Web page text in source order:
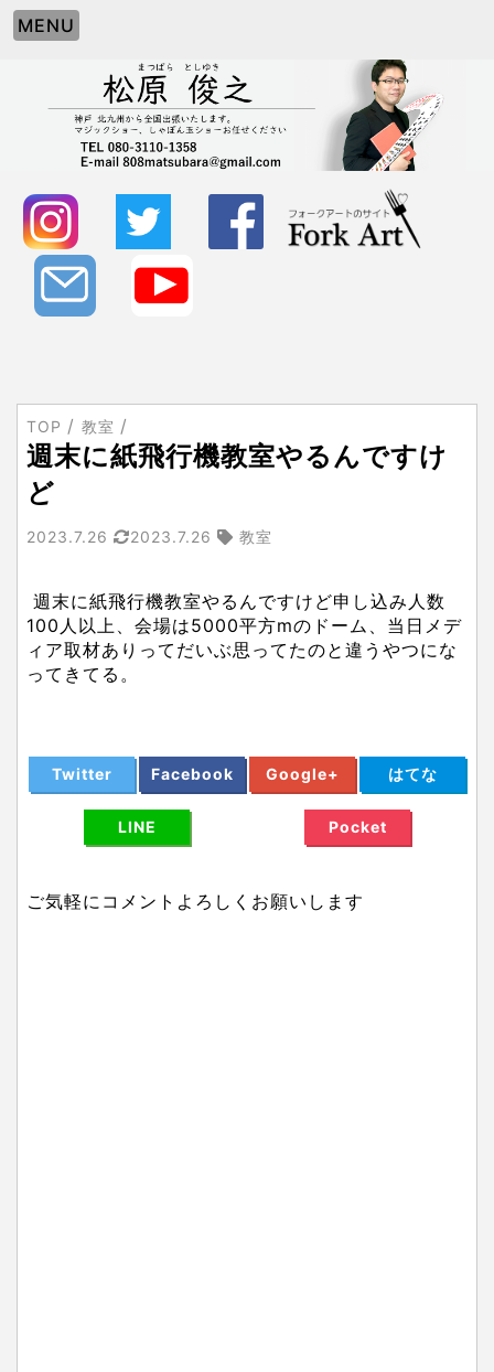
MENU
TOP 教室
週末に紙飛行機教室やるんですけ
ど
2023.7.26 2023.7.26 教室
週末に紙飛行機教室やるんですけど申し込み人数
100人以上、会場は5000平方mのドーム、当日メデ
ィア取材ありってだいぶ思ってたのと違うやつにな
ってきてる。
Twitter Facebook Google+ はてな
LINE Pocket
ご気軽にコメントよろしくお願いします